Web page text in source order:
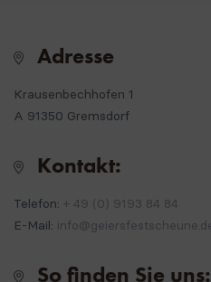
Adresse
Krausenbechhofen 1
A 91350 Gremsdorf
Kontakt:
Telefon: + 49 (0) 9193 84 84
E-Mail:
So finden Sie uns: